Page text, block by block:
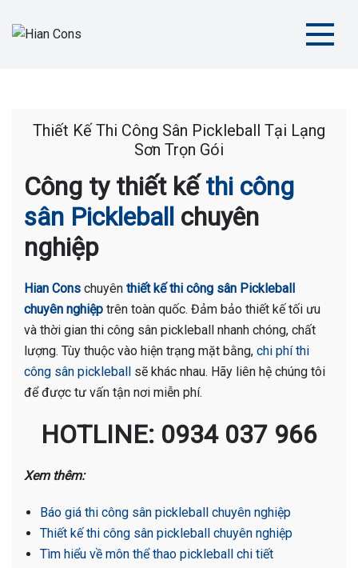
Thiết Kế Thi Công Sân Pickleball Tại Lạng
Sơn Trọn Gói
Công ty thiết kếthi công
sân Pickleball chuyên
nghiệp
Hian Cons chuyên thiết kế thi công sân Pickleball
chuyên nghiệp trên toàn quốc. Đảm bảo thiết kế tối ưu
và thời gian thi công sân pickleball nhanh chóng, chất
lượng. Tùy thuộc vào hiện trạng mặt bằng, chi phí thi
công sân pickleball sẽ khác nhau. Hãy liên hệ chúng tôi
để được tư vấn tận nơi miễn phí.
HOTLINE: 0934 037 966
Xem thêm:
Báo giá thi công sân pickleball chuyên nghiệp
Thiết kế thi công sân pickleball chuyên nghiệp
Tìm hiểu về môn thể thao pickleball chi tiết